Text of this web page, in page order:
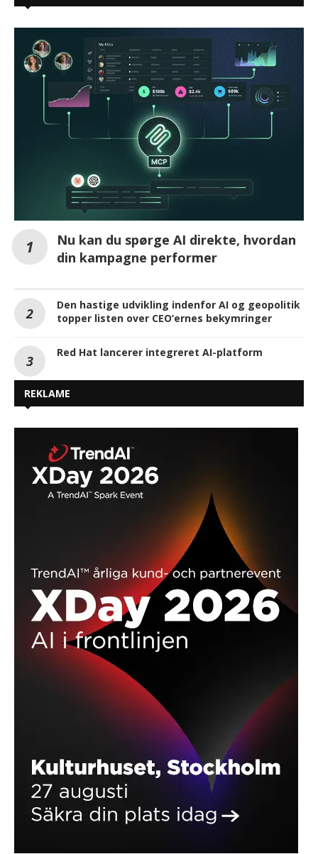
Nu kan du spørge AI direkte, hvordan
din kampagne performer
Den hastige udvikling indenfor AI og geopolitik
topper listen over CEO’ernes bekymringer
Red Hat lancerer integreret AI-platform
REKLAME